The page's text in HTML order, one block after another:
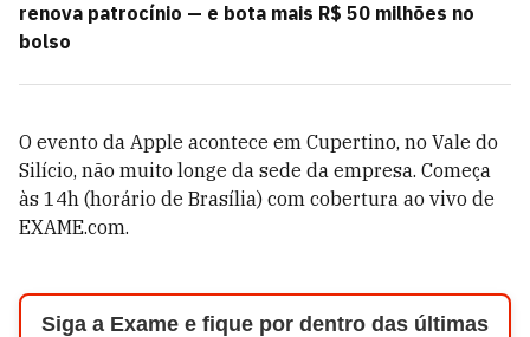
renova patrocínio — e bota mais R$ 50 milhões no
bolso
O evento da Apple acontece em Cupertino, no Vale do
Silício, não muito longe da sede da empresa. Começa
às 14h (horário de Brasília) com cobertura ao vivo de
EXAME.com.
Siga a Exame e fique por dentro das últimas